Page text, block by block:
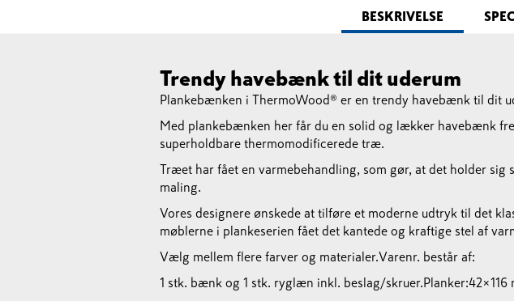
BESKRIVELSE
Trendy havebænk til dit uderum
Plankebænken i ThermoWood® er en trendy havebænk til dit
Med plankebænken her får du en solid og lækker havebænk
superholdbare thermomodificerede træ.
Træet har fået en varmebehandling, som gør, at det holder sig
maling.
Vores designere ønskede at tilføre et moderne udtryk til det
møblerne i plankeserien fået det kantede og kraftige stel af
Vælg mellem flere farver og materialer.Varenr. består af:
1 stk. bænk og 1 stk. ryglæn inkl. beslag/skruer. Planker:42×116